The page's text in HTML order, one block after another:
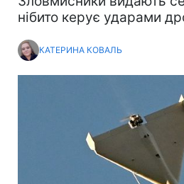
нібито керує ударами
КАТЕРИНА КОВАЛЬ